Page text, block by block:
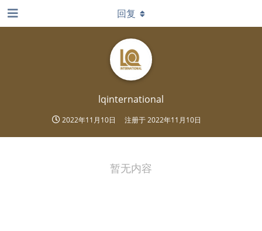
lqinternational
2022年11月10日 注册于2022年11月10日
回复
暂无内容